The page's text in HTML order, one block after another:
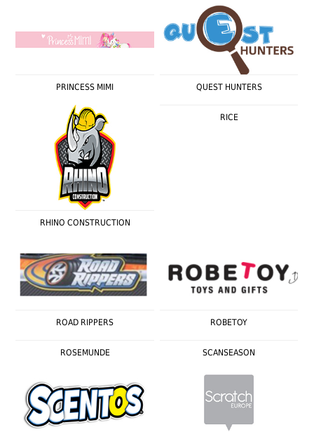
PRINCESS MIMI QUEST HUNTERS
RHINO CONSTRUCTION
RICE
ROAD RIPPERS ROBETOY
ROSEMUNDE SCANSEASON